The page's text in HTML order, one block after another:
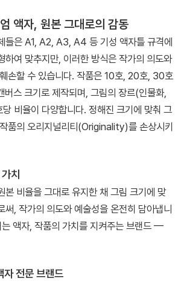
액자, 원본 그대로의 감동
들은 A1, A2, A3, A4 등 기성 액자틀 규격에
하여 맞추지만, 이러한 방식은 작가의 의도와
손할 수 있습니다. 작품은 10호, 20호, 30호
버스 크기로 제작되며, 그림의 장르(인물화,
비율이 다양합니다. 정해진 크기에 맞춰 그
품의 오리지널리티(Originality)를 손상시키
치
본 비율을 그대로 유지한 채 그림 크기에 맞
써, 작가의 의도와 예술성을 온전히 담아냅니
는 액자, 작품의 가치를 지켜주는 브랜드 —
자 전문 브랜드